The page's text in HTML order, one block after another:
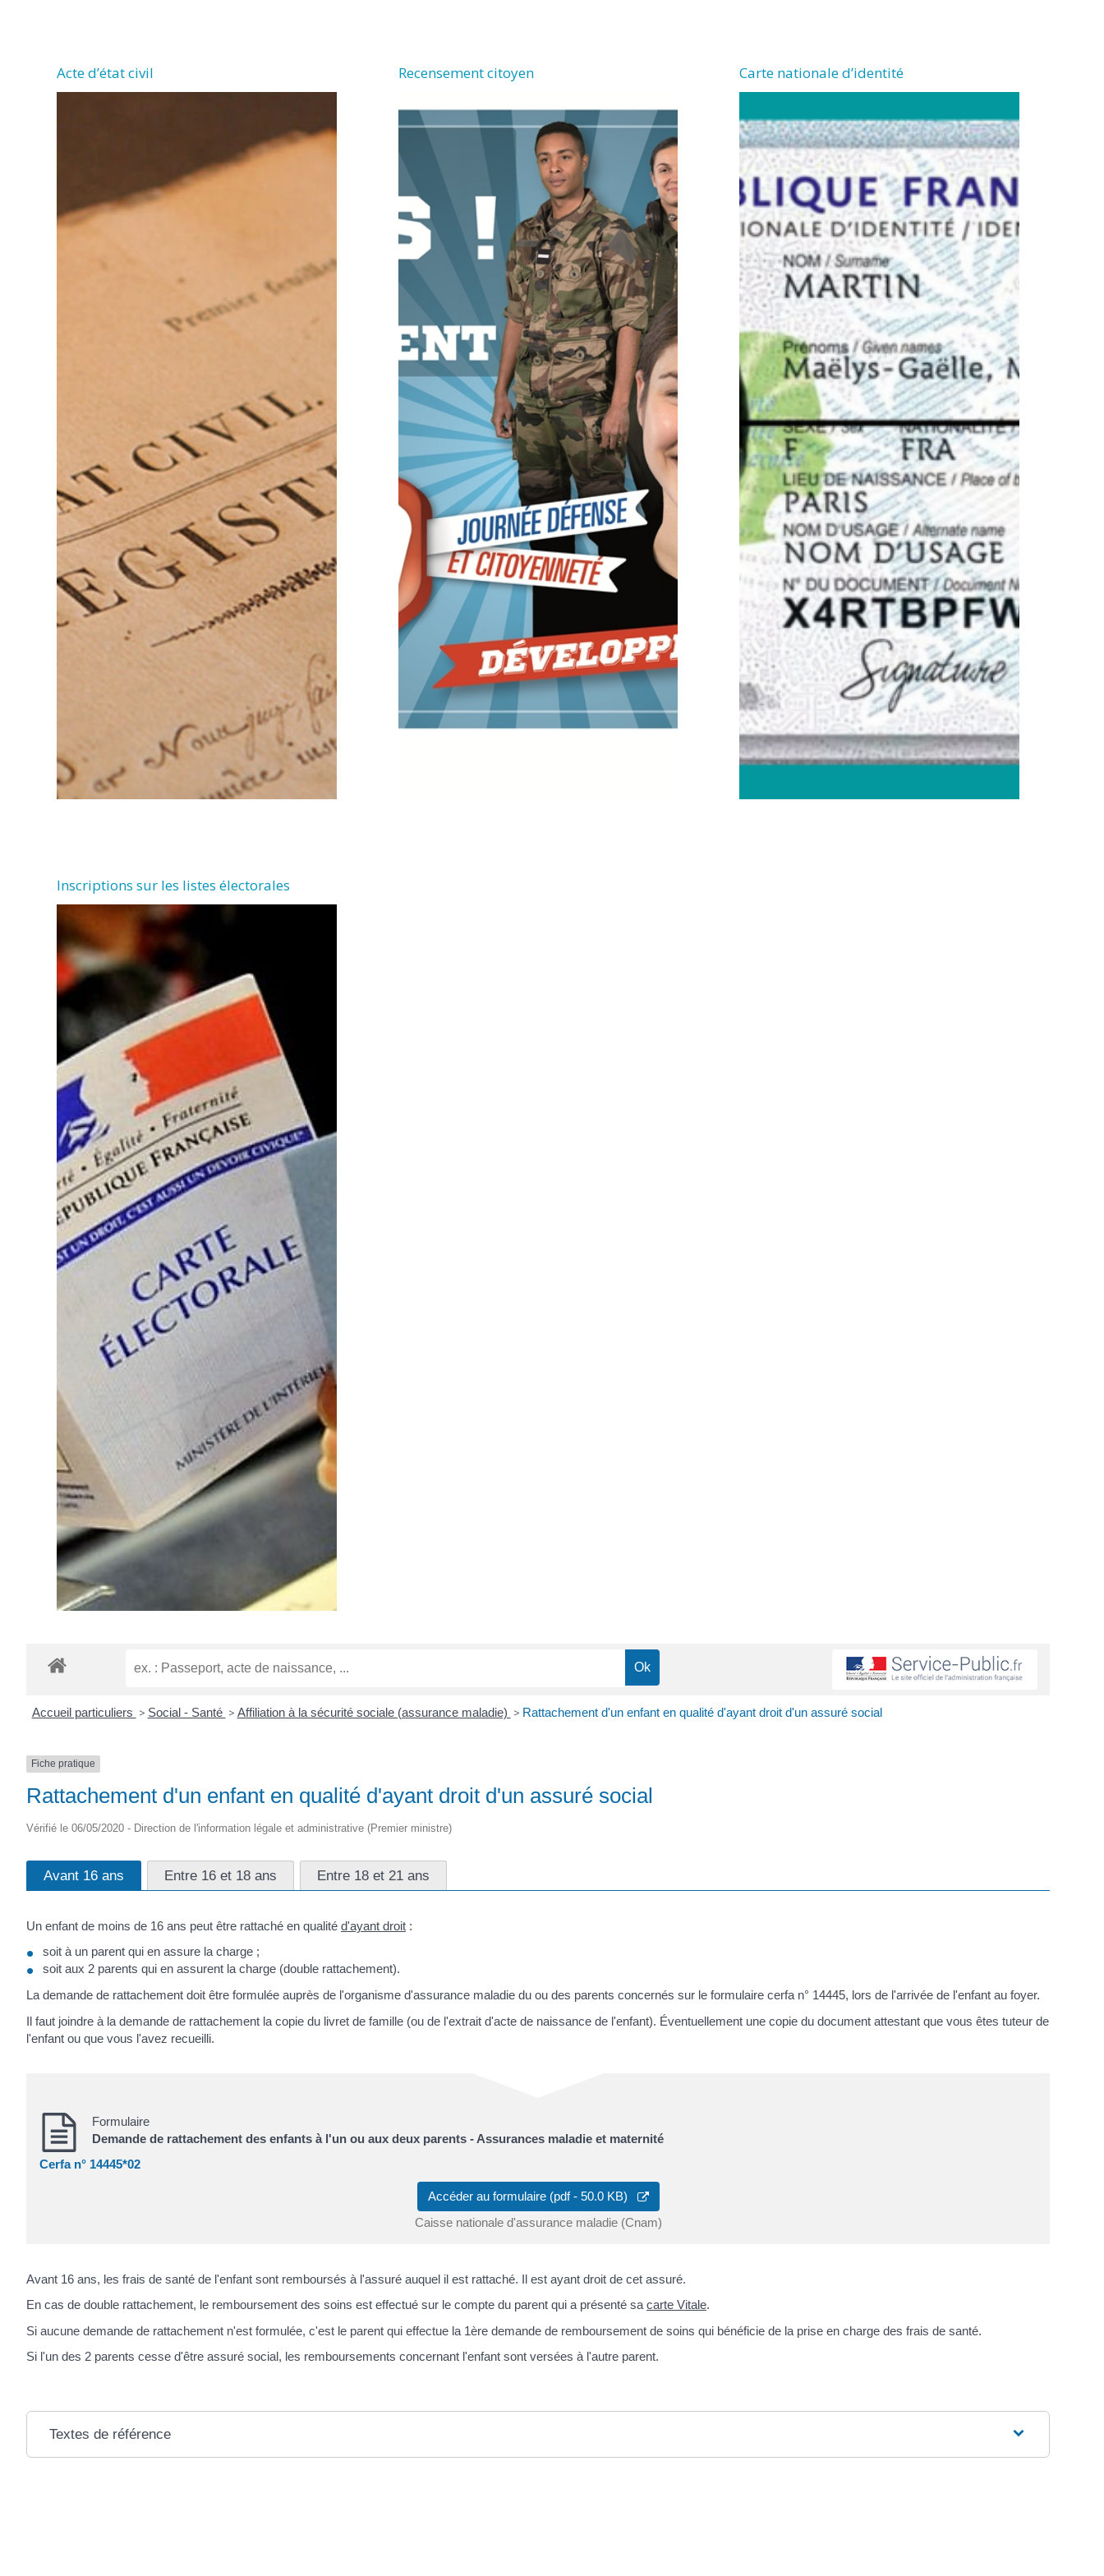
(17460)
Acte d’état civil Recensement citoyen Carte nationale d’identité
Inscriptions sur les listes électorales
Accueil particuliers > Social - Santé > Affiliation à la sécurité sociale (assurance maladie) > Rattachement d'un enfant en qualité d'ayant droit d'un assuré social
Fiche pratique
Rattachement d'un enfant en qualité d'ayant droit d'un assuré social
Vérifié le 06/05/2020 - Direction de l'information légale et administrative (Premier ministre)
Avant 16 ans Entre 16 et 18 ans Entre 18 et 21 ans
Un enfant de moins de 16 ans peut être rattaché en qualité d'ayant droit :
soit à un parent qui en assure la charge ;
soit aux 2 parents qui en assurent la charge (double rattachement).
La demande de rattachement doit être formulée auprès de l'organisme d'assurance maladie du ou des parents concernés sur le formulaire cerfa n° 14445, lors de l'arrivée de l'enfant au foyer.
Il faut joindre à la demande de rattachement la copie du livret de famille (ou de l'extrait d'acte de naissance de l'enfant). Éventuellement une copie du document attestant que vous êtes tuteur de
l'enfant ou que vous l'avez recueilli.
Formulaire
Demande de rattachement des enfants à l'un ou aux deux parents - Assurances maladie et maternité
Cerfa n° 14445*02
Accéder au formulaire (pdf - 50.0 KB)
Caisse nationale d'assurance maladie (Cnam)
Avant 16 ans, les frais de santé de l'enfant sont remboursés à l'assuré auquel il est rattaché. Il est ayant droit de cet assuré.
En cas de double rattachement, le remboursement des soins est effectué sur le compte du parent qui a présenté sa carte Vitale.
Si aucune demande de rattachement n'est formulée, c'est le parent qui effectue la 1ère demande de remboursement de soins qui bénéficie de la prise en charge des frais de santé.
Si l'un des 2 parents cesse d'être assuré social, les remboursements concernant l'enfant sont versées à l'autre parent.
Textes de référence